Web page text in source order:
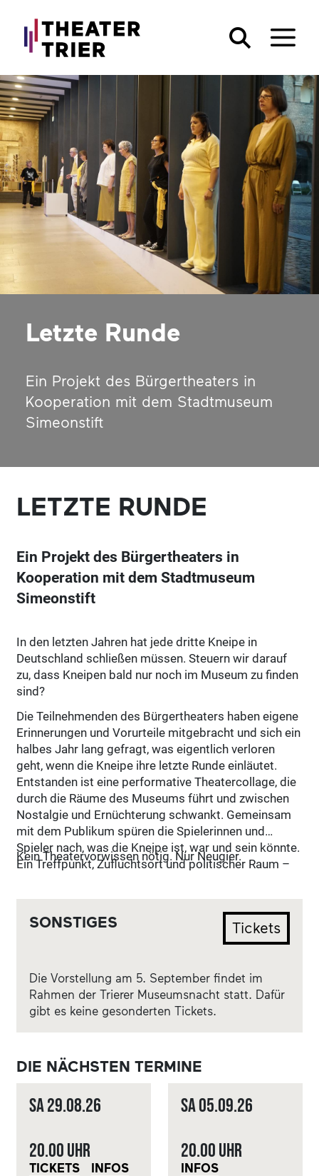
Letzte Runde
Ein Projekt des Bürgertheaters in
Kooperation mit dem Stadtmuseum
Simeonstift
LETZTE RUNDE
Ein Projekt des Bürgertheaters in
Kooperation mit dem Stadtmuseum
Simeonstift
In den letzten Jahren hat jede dritte Kneipe in
Deutschland schließen müssen. Steuern wir darauf
zu, dass Kneipen bald nur noch im Museum zu finden
sind?
Die Teilnehmenden des Bürgertheaters haben eigene
Erinnerungen und Vorurteile mitgebracht und sich ein
halbes Jahr lang gefragt, was eigentlich verloren
geht, wenn die Kneipe ihre letzte Runde einläutet.
Entstanden ist eine performative Theatercollage, die
durch die Räume des Museums führt und zwischen
Nostalgie und Ernüchterung schwankt. Gemeinsam
mit dem Publikum spüren die Spielerinnen und
Spieler nach, was die Kneipe ist, war und sein könnte.
Ein Treffpunkt, Zufluchtsort und politischer Raum –
Beigeschmack? Das Publikum ist eingeladen, vom
Zuschauenden zum Gast zu werden — Impulse zu
setzen, eigene Erinnerungen mitzubringen und
gemeinsam die Kneipe der Zukunft zu feiern.
Kein Theatervorwissen nötig. Nur Neugier.
SONSTIGES Tickets
Die Vorstellung am 5. September findet im
Rahmen der Trierer Museumsnacht statt. Dafür
gibt es keine gesonderten Tickets.
DIE NÄCHSTEN TERMINE
Sa29.08.26
20.00 Uhr
TICKETS INFOS
Sa05.09.26
20.00 Uhr
INFOS